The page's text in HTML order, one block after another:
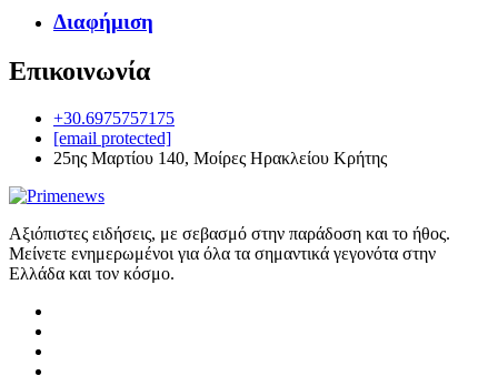
Διαφήμιση
Επικοινωνία
+30.6975757175
[email protected]
25ης Μαρτίου 140, Μοίρες Ηρακλείου Κρήτης
Αξιόπιστες ειδήσεις, με σεβασμό στην παράδοση και το ήθος.
Μείνετε ενημερωμένοι για όλα τα σημαντικά γεγονότα στην
Ελλάδα και τον κόσμο.